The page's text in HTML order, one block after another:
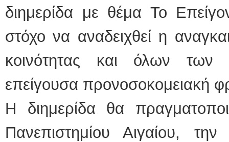
διημερίδα με θέμα Το
στόχο να αναδειχθεί η
κοινότητας και όλων των
επείγουσα προνοσοκομειακή
Η διημερίδα θα
Πανεπιστημίου Αιγαίου,